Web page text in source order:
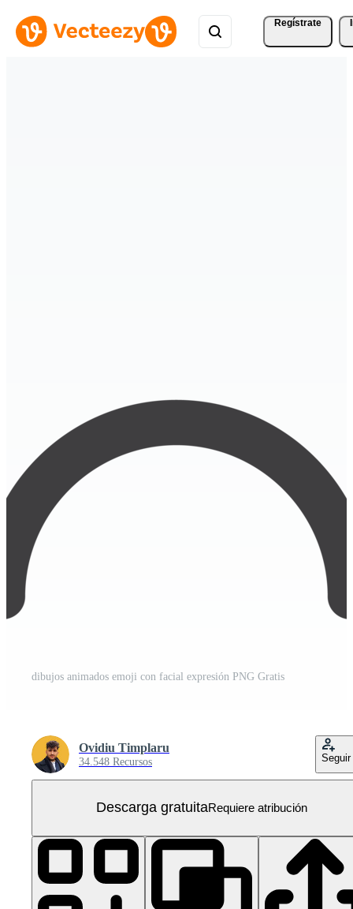
Regístrate
dibujos animados emoji con facial expresión PNG Gratis
Ovidiu Timplaru
34.548 Recursos Seguir
Descarga gratuitaRequiere atribución